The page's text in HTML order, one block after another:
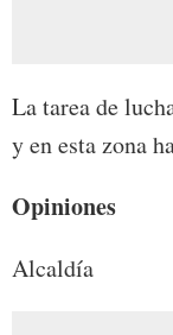
La tarea de
y en esta zona
Opiniones
Alcaldía